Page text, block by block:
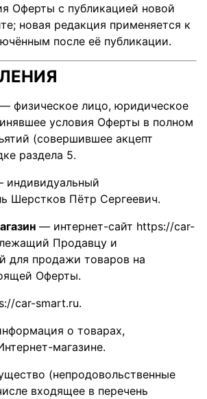
Оферты с публикацией новой
новая редакция применяется к
после её публикации.
— физическое лицо, юридическое
условия Оферты в полном
(совершившее акцепт
раздела 5.
индивидуальный
Шерстков Пётр Сергеевич.
— интернет-сайт https://car-
Продавцу и
для продажи товаров на
Оферты.
car-smart.ru.
о товарах,
магазине.
(непродовольственные
входящее в перечень